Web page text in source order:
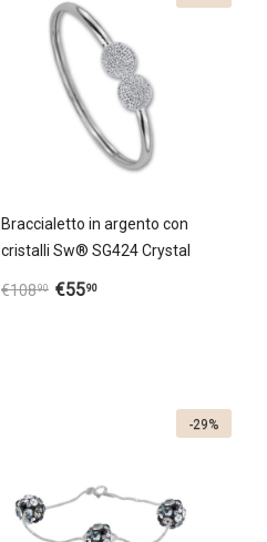
Braccialetto in argento con
cristalli Sw® SG424 Crystal
€10890 €5590
-29%